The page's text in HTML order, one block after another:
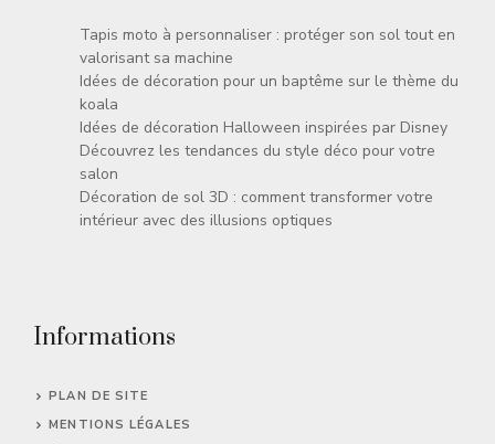
Tapis moto à personnaliser : protéger son sol tout en
valorisant sa machine
Idées de décoration pour un baptême sur le thème du
koala
Idées de décoration Halloween inspirées par Disney
Découvrez les tendances du style déco pour votre
salon
Décoration de sol 3D : comment transformer votre
intérieur avec des illusions optiques
Informations
PLAN DE SITE
MENTIONS LÉGALES